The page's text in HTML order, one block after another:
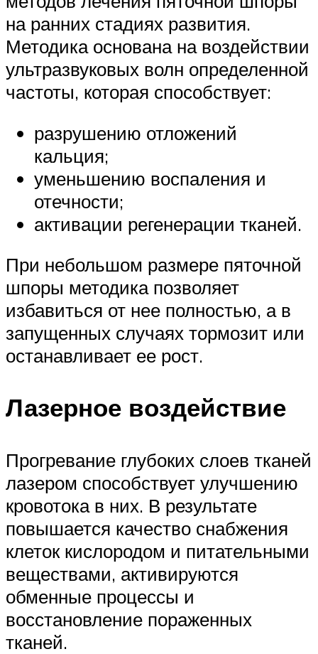
на ранних стадиях развития.
Методика основана на воздействии
ультразвуковых волн определенной
частоты, которая способствует:
разрушению отложений
кальция;
уменьшению воспаления и
отечности;
активации регенерации тканей.
При небольшом размере пяточной
шпоры методика позволяет
избавиться от нее полностью, а в
запущенных случаях тормозит или
останавливает ее рост.
Лазерное воздействие
Прогревание глубоких слоев тканей
лазером способствует улучшению
кровотока в них. В результате
повышается качество снабжения
клеток кислородом и питательными
веществами, активируются
обменные процессы и
восстановление пораженных
тканей.